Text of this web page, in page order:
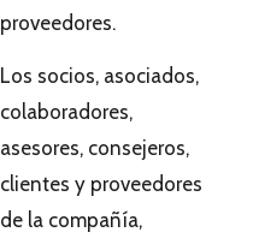
proveedores.
Los socios, asociados,
colaboradores,
asesores, consejeros,
clientes y proveedores
de la compañía,